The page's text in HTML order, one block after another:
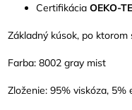
Certifikácia OEKO-
Základný kúsok, po
Farba: 8002 gray mist
Zloženie: 95% viskóza, 5%